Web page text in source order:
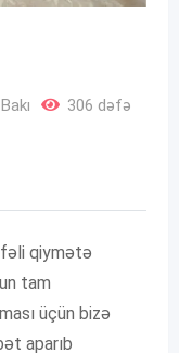
Bakı
306 dəfə
qiymətə
tam
üçün bizə
aparıb